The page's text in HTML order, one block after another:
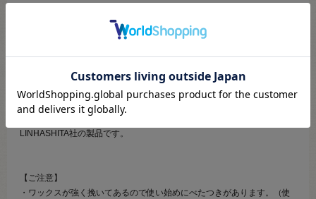
マクラメに最適なワックスコードです。
始末することができます。
マクラメブレスレットやネックレスなどのアクセサリー制作や、革細工
などにおすすめです。
国際規格ISO9001（品質マネジメントシステム規格）を取得している
LINHASHITA社の製品です。
【ご注意】
・ワックスが強く挽いてあるので使い始めにべたつきがあります。（使